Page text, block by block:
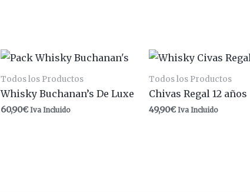
Todos los Productos
Whisky Buchanan’s De Luxe
60,90€ Iva Incluido
Todos los Productos
Chivas Regal 12 años
49,90€ Iva Incluido